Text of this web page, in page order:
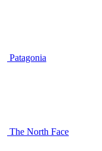
Patagonia
The North Face